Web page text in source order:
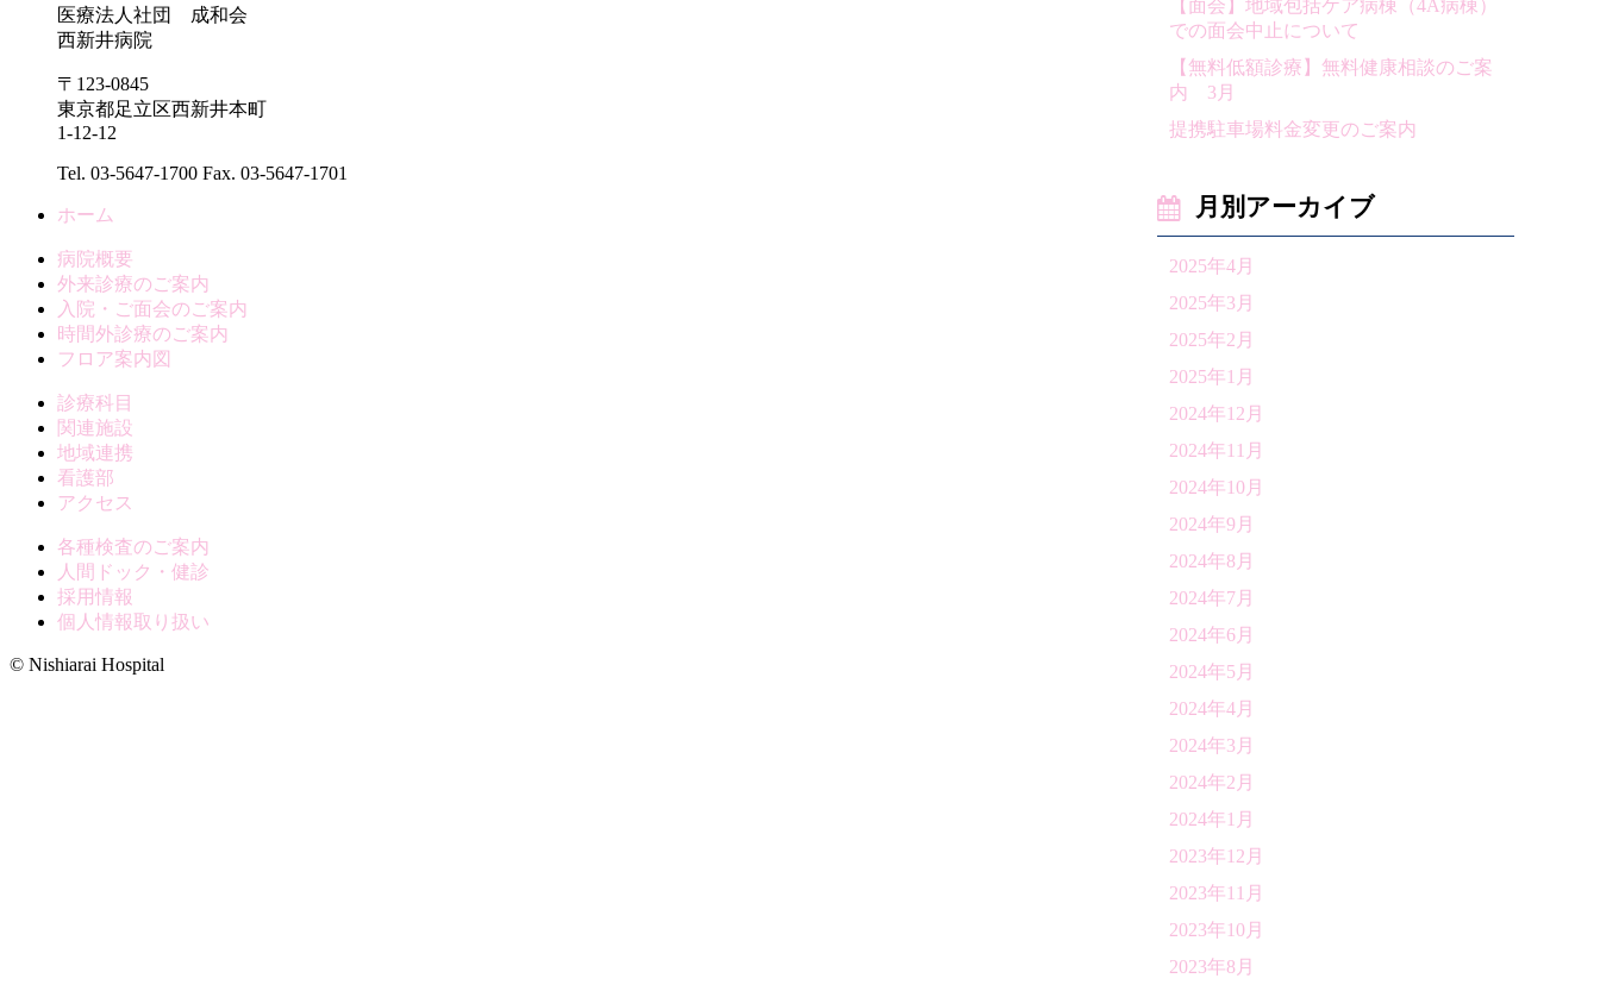
【面会】地域包括ケア病棟（4A病棟）
での面会中止について
【無料低額診療】無料健康相談のご案
内 3月
提携駐車場料金変更のご案内
月別アーカイブ
2025年4月
2025年3月
2025年2月
2025年1月
2024年12月
2024年11月
2024年10月
2024年9月
2024年8月
2024年7月
2024年6月
2024年5月
2024年4月
2024年3月
2024年2月
2024年1月
2023年12月
2023年11月
2023年10月
2023年8月
医療法人社団 成和会
西新井病院
〒123-0845
東京都足立区西新井本町
1-12-12
Tel. 03-5647-1700 Fax. 03-5647-1701
ホーム
病院概要
外来診療のご案内
入院・ご面会のご案内
時間外診療のご案内
フロア案内図
診療科目
関連施設
地域連携
看護部
アクセス
各種検査のご案内
人間ドック・健診
採用情報
個人情報取り扱い
© Nishiarai Hospital